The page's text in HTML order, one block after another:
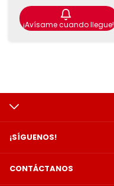
¡Avísame cuando llegue!
¡SÍGUENOS!
CONTÁCTANOS